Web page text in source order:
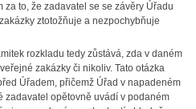
to, že zadavatel se se závěry Úřadu
ztotožňuje a nezpochybňuje
rozkladu tedy zůstává, zda v daném
zakázky či nikoliv. Tato otázka
Úřadem, přičemž Úřad v napadeném
zadavatel opětovně uvádí v podaném